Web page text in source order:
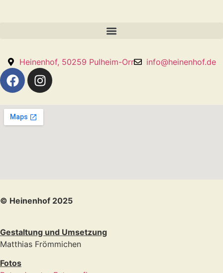
Heinenhof, 50259 Pulheim-Orr info@heinenhof.de
© Heinenhof 2025
Gestaltung und Umsetzung
Matthias Frömmichen
Fotos